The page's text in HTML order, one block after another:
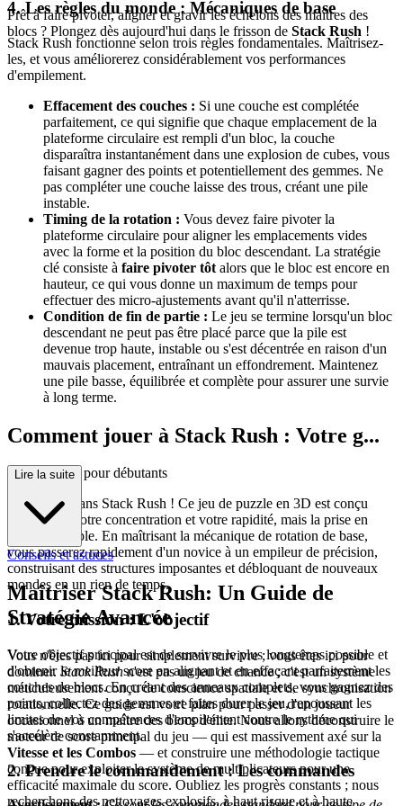
Prêt à faire pivoter, aligner et gravir les échelons des maîtres des
blocs ? Plongez dès aujourd'hui dans le frisson de Stack Rush !
4. Les règles du monde : Mécaniques de base
Stack Rush fonctionne selon trois règles fondamentales. Maîtrisez-
les, et vous améliorerez considérablement vos performances
d'empilement.
Effacement des couches : Si une couche est complétée
parfaitement, ce qui signifie que chaque emplacement de la
plateforme circulaire est rempli d'un bloc, la couche
disparaîtra instantanément dans une explosion de cubes, vous
faisant gagner des points et potentiellement des gemmes. Ne
pas compléter une couche laisse des trous, créant une pile
instable.
Timing de la rotation : Vous devez faire pivoter la
plateforme circulaire pour aligner les emplacements vides
avec la forme et la position du bloc descendant. La stratégie
clé consiste à faire pivoter tôt alors que le bloc est encore en
hauteur, ce qui vous donne un maximum de temps pour
effectuer des micro-ajustements avant qu'il n'atterrisse.
Condition de fin de partie : Le jeu se termine lorsqu'un bloc
descendant ne peut pas être placé parce que la pile est
devenue trop haute, instable ou s'est décentrée en raison d'un
mauvais placement, entraînant un effondrement. Maintenez
une pile basse, équilibrée et complète pour assurer une survie
à long terme.
Comment jouer à Stack Rush : Votre g...
uide complet pour débutants
Bienvenue dans Stack Rush ! Ce jeu de puzzle en 3D est conçu
pour défier votre concentration et votre rapidité, mais la prise en
main est simple. En maîtrisant la mécanique de rotation de base,
vous passerez rapidement d'un novice à un empileur de précision,
construisant des structures imposantes et débloquant de nouveaux
mondes en un rien de temps.
1. Votre mission : L'objectif
Votre objectif principal est de survivre le plus longtemps possible et
d'obtenir le meilleur score en alignant et en effaçant parfaitement les
couches de blocs. En créant des anneaux complets, vous gagnez des
points, collectez des gemmes et faites durer le jeu, repoussant les
limites de vos compétences d'empilement contre le rythme qui
s'accélère constamment.
2. Prendre le commandement : Les commandes
Lire la suite
Conseils et astuces
Maîtriser Stack Rush: Un Guide de
Stratégie Avancée
Vous n'êtes pas ici pour simplement survivre ; vous êtes ici pour
dominer.Stack Rushn'est pas un jeu de chance ; c'est un système
méticuleusement conçu de conscience spatiale et de synchronisation
rotationnelle. Ce guide est votre plan pour passer d'un joueur
occasionnel à un maître des blocs d'élite. Nous allons déconstruire le
moteur de score principal du jeu — qui est massivement axé sur la
Vitesse et les Combos — et construire une méthodologie tactique
conçue pour exploiter le système de multiplicateurs pour une
efficacité maximale du score. Oubliez les progrès constants ; nous
recherchons des nettoyages explosifs, à haut risque et à haute